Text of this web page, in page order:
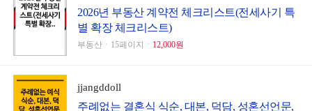
2026년 부동산 계약전 체크리스트(전세사기 특
별 확장 체크리스트)
부동산ㆍ15페이지ㆍ 12,000원
jjangddoll
주례없는 결혼식 식순, 대본, 덕담, 성혼선언문,